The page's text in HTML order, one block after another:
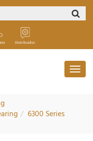
Distribuidor
6300 Series